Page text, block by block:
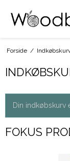
Forside /
Din indkøbskurv
FOKUS